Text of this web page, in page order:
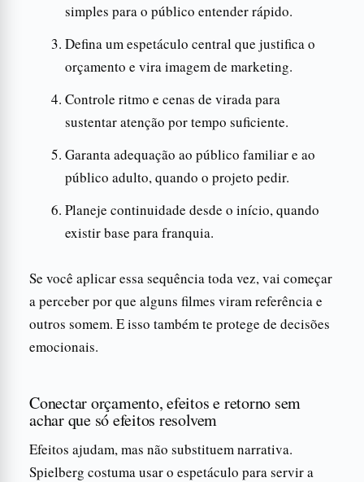
simples para o público entender rápido.
Defina um espetáculo central que justifica o
orçamento e vira imagem de marketing.
Controle ritmo e cenas de virada para
sustentar atenção por tempo suficiente.
Garanta adequação ao público familiar e ao
público adulto, quando o projeto pedir.
Planeje continuidade desde o início, quando
existir base para franquia.
Se você aplicar essa sequência toda vez, vai começar
a perceber por que alguns filmes viram referência e
outros somem. E isso também te protege de decisões
emocionais.
Conectar orçamento, efeitos e retorno sem
achar que só efeitos resolvem
Efeitos ajudam, mas não substituem narrativa.
Spielberg costuma usar o espetáculo para servir a